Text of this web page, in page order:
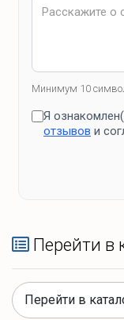
бокалы
рюмки
кружки
«Мясо»
Кафе и
Минимум 10
Я
отзывов и
Перейти в
Перейти в